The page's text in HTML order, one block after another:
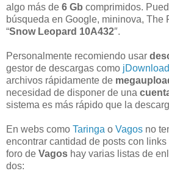
algo más de 6 Gb comprimidos.
búsqueda en Google, mininova, The
“Snow Leopard 10A432″.
Personalmente recomiendo usar
gestor de descargas como
archivos rápidamente de
necesidad de disponer de una
sistema es más rápido que la
En webs como Taringa o Vagos no
encontrar cantidad de posts con links
foro de Vagos hay varias listas de
dos: